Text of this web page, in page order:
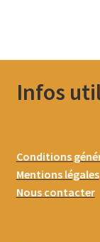
Infos
Conditions
Mentions légales
Nous contacter